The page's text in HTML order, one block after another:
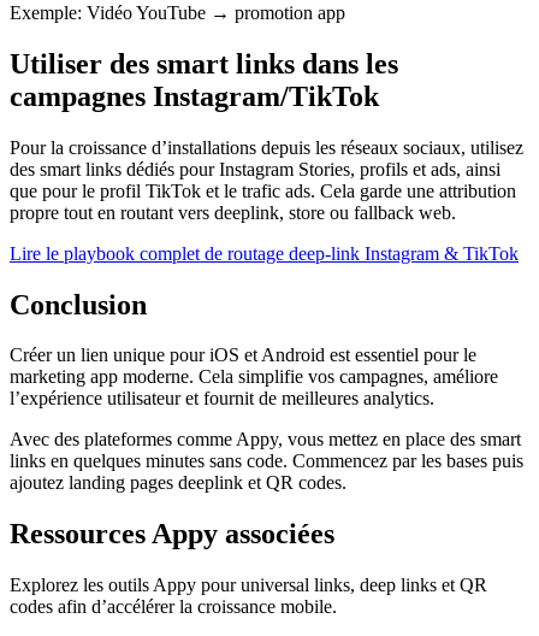
Exemple: Vidéo YouTube → promotion app
Utiliser des smart links dans les
campagnes Instagram/TikTok
Pour la croissance d’installations depuis les réseaux sociaux, utilisez
des smart links dédiés pour Instagram Stories, profils et ads, ainsi
que pour le profil TikTok et le trafic ads. Cela garde une attribution
propre tout en routant vers deeplink, store ou fallback web.
Lire le playbook complet de routage deep-link Instagram & TikTok
Conclusion
Créer un lien unique pour iOS et Android est essentiel pour le
marketing app moderne. Cela simplifie vos campagnes, améliore
l’expérience utilisateur et fournit de meilleures analytics.
Avec des plateformes comme Appy, vous mettez en place des smart
links en quelques minutes sans code. Commencez par les bases puis
ajoutez landing pages deeplink et QR codes.
Ressources Appy associées
Explorez les outils Appy pour universal links, deep links et QR
codes afin d’accélérer la croissance mobile.